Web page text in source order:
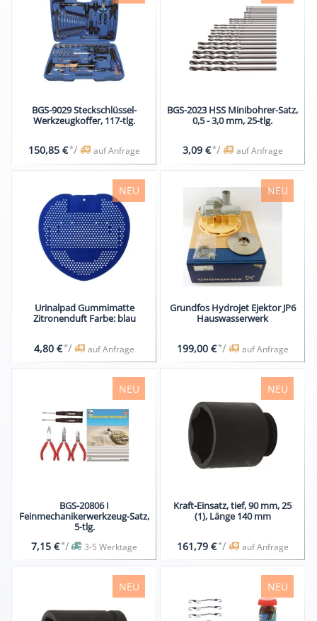
BGS-9029 Steckschlüssel-
Werkzeugkoffer, 117-tlg.
150,85 €*/ auf Anfrage
BGS-2023 HSS Minibohrer-Satz,
0,5 - 3,0 mm, 25-tlg.
3,09 €*/ auf Anfrage
Urinalpad Gummimatte
Zitronenduft Farbe: blau
4,80 €*/ auf Anfrage
NEU
Grundfos Hydrojet Ejektor JP6
Hauswasserwerk
199,00 €*/ auf Anfrage
NEU
BGS-20806 I
Feinmechanikerwerkzeug-Satz,
5-tlg.
7,15 €*/ 3-5 Werktage
NEU
Kraft-Einsatz, tief, 90 mm, 25
(1), Länge 140 mm
161,79 €*/ auf Anfrage
NEU
NEU NEU